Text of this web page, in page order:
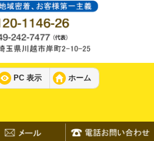
PC 表示 ホーム